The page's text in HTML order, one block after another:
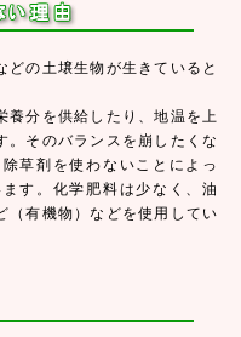
どの土壌生物が生きていると
養分を供給したり、地温を上
。そのバランスを崩したくな
草剤を使わないことによっ
す。化学肥料は少なく、油
（有機物）などを使用してい